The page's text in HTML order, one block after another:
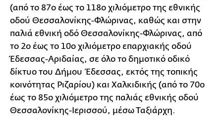
(από το 87ο έως το 118ο χιλιόμετρο της εθνικής
οδού Θεσσαλονίκης-Φλώρινας, καθώς και στην
παλιά εθνική οδό Θεσσαλονίκης-Φλώρινας, από
το 2ο έως το 10ο χιλιόμετρο επαρχιακής οδού
Έδεσσας-Αριδαίας, σε όλο το δημοτικό οδικό
δίκτυο του Δήμου Έδεσσας, εκτός της τοπικής
κοινότητας Ριζαρίου) και Χαλκιδικής (από το 70ο
έως το 85ο χιλιόμετρο της παλιάς εθνικής οδού
Θεσσαλονίκης-Ιερισσού, μέσω Ταξιάρχη.